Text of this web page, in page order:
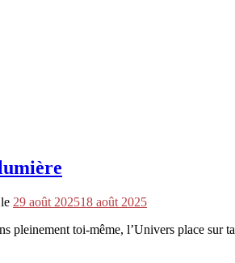
le 29 août 202518 août 2025
pleinement toi-même, l’Univers place sur